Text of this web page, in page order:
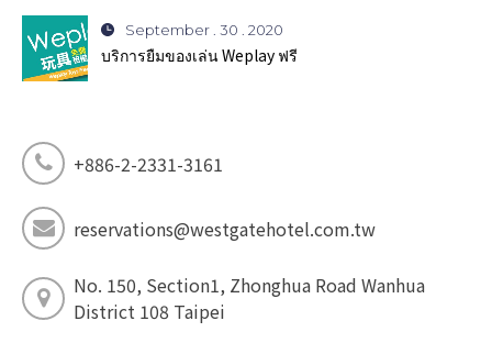
September . 30 . 2020
บริการยืมของเล่น Weplay ฟรี
+886-2-2331-3161
reservations@westgatehotel.com.tw
No. 150, Section1, Zhonghua Road Wanhua
District 108 Taipei